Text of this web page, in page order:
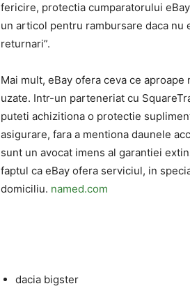
fericire, protectia cumparatorului
un articol pentru rambursare daca nu
returnari”.
Mai mult, eBay ofera ceva ce
uzate. Intr-un parteneriat cu
puteti achizitiona o protectie
asigurare, fara a mentiona daunele
sunt un avocat imens al garantiei
faptul ca eBay ofera serviciul, in
domiciliu. named.com
dacia bigster